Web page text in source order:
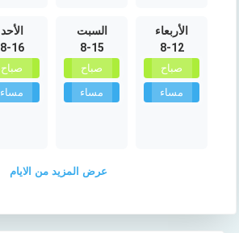
الأربعاء
8-12
صباح
مساء
السبت
8-15
صباح
مساء
الأحد
8-16
صباح
مساء
عرض المزيد من الايام